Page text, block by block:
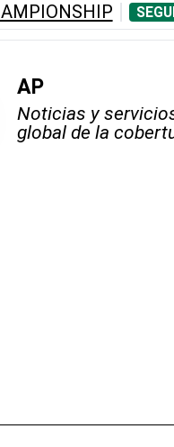
AP
Noticias y
global de la